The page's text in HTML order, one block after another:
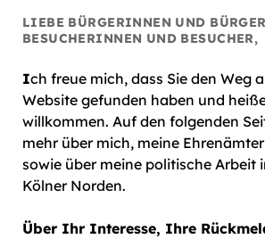
LIEBE BÜRGERINNEN UND
BESUCHERINNEN UND BESUCHER,
Ich freue mich, dass Sie den Weg
Website gefunden haben und
willkommen. Auf den folgenden
mehr über mich, meine
sowie über meine politische Arbeit
Kölner Norden.
Über Ihr Interesse, Ihre